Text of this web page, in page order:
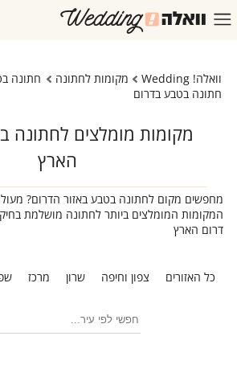
וואלה! Wedding מקומות לחתונה
חתונה
חתונה בטבע בדרום
מקומות מומלצים לחתונה
הארץ
מחפשים מקום לחתונה בטבע באזור הדרום?
המקומות המומלצים ביותר לחתונה מושלמת
דרום הארץ
כל האזורים צפון וחיפה שרון מרכז